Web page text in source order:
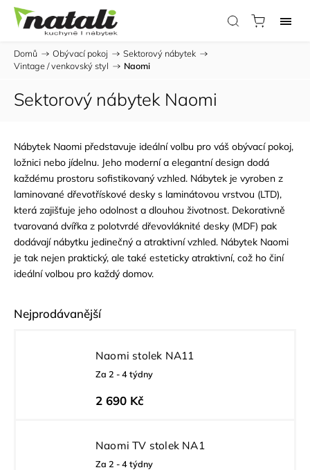
Domů / Obývací pokoj / Sektorový nábytek /
Vintage / venkovský styl / Naomi
Sektorový nábytek Naomi
Nábytek Naomi představuje ideální volbu pro váš obývací pokoj,
ložnici nebo jídelnu. Jeho moderní a elegantní design dodá
každému prostoru sofistikovaný vzhled. Nábytek je vyroben z
laminované dřevotřískové desky s laminátovou vrstvou (LTD),
která zajišťuje jeho odolnost a dlouhou životnost. Dekorativně
tvarovaná dvířka z polotvrdé dřevovláknité desky (MDF) pak
dodávají nábytku jedinečný a atraktivní vzhled. Nábytek Naomi
je tak nejen praktický, ale také esteticky atraktivní, což ho činí
ideální volbou pro každý domov.
Nejprodávanější
Naomi stolek NA11
Za 2 - 4 týdny
2 690 Kč
Naomi TV stolek NA1
Za 2 - 4 týdny